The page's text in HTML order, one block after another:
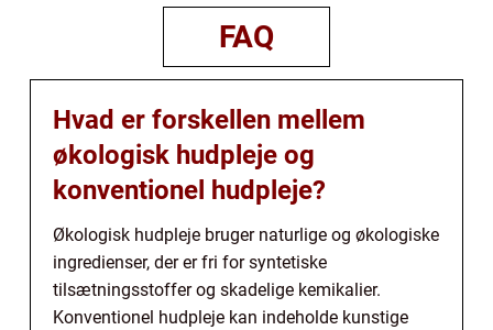
FAQ
Hvad er forskellen mellem
økologisk hudpleje og
konventionel hudpleje?
Økologisk hudpleje bruger naturlige og økologiske
ingredienser, der er fri for syntetiske
tilsætningsstoffer og skadelige kemikalier.
Konventionel hudpleje kan indeholde kunstige